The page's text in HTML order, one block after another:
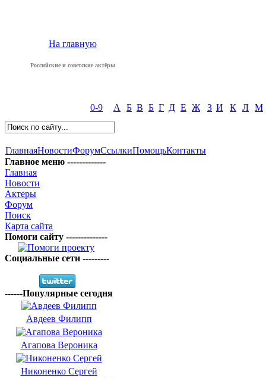
На главную
Российские и советские актёры
0-9 А Б В Б Г Д Е Ж З И К Л М
ГлавнаяНовостиФорумСсылкиПомощьКонтакты
Главное меню -------------
Главная
Новости
Актеры
Форум
Поиск
Карта сайта
Помоги сайту --------------
Социальные сети ---------
------Популярные сегодня
Авдеев Филипп
Агапова Вероника
Никоненко Сергей